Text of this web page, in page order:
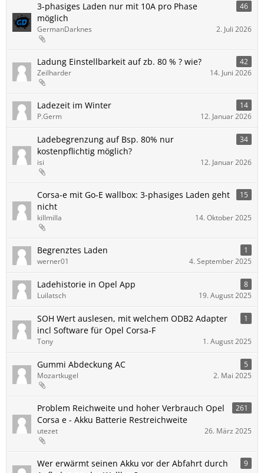
3-phasiges Laden nur mit 10A pro Phase
möglich
46
GermanDarknes 2. Juli 2026
Ladung Einstellbarkeit auf zb. 80 % ? wie?
42
Zeilharder
14. Juni 2026
Ladezeit im Winter
14
P.Germ
12. Januar 2026
Ladebegrenzung auf Bsp. 80% nur
kostenpflichtig möglich?
34
isi 12. Januar 2026
Corsa-e mit Go-E wallbox: 3-phasiges Laden geht
nicht
15
killmilla 14. Oktober 2025
Begrenztes Laden
1
werner01
4. September 2025
Ladehistorie in Opel App
8
Luilatsch
19. August 2025
SOH Wert auslesen, mit welchem ODB2 Adapter
incl Software für Opel Corsa-F
1
Tony 1. August 2025
Gummi Abdeckung AC
5
Mozartkugel
2. Mai 2025
Problem Reichweite und hoher Verbrauch Opel
Corsa e - Akku Batterie Restreichweite
261
utezet 26. März 2025
Wer erwärmt seinen Akku vor der Abfahrt durch
9